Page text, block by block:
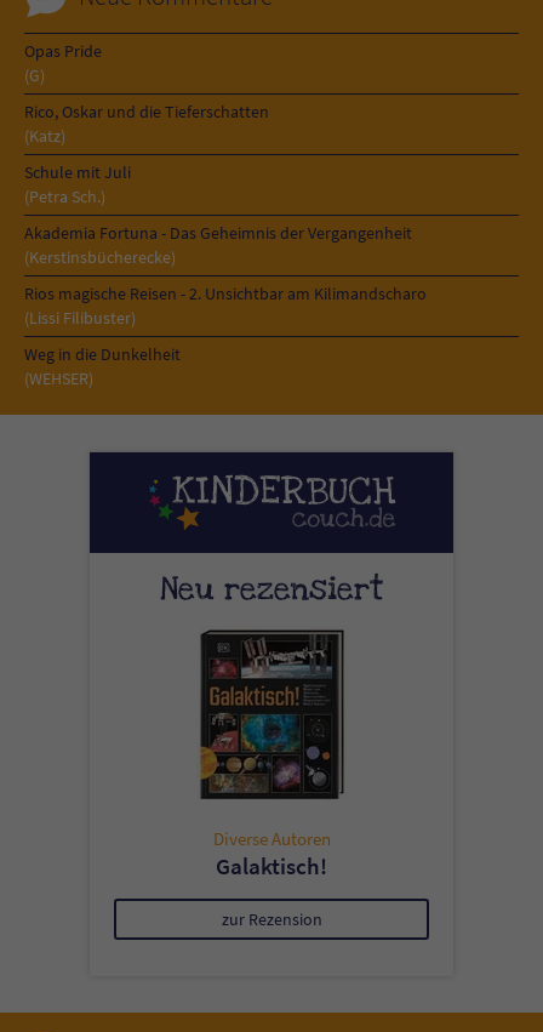
Opas Pride
(G)
Rico, Oskar und die Tieferschatten
(Katz)
Schule mit Juli
(Petra Sch.)
Akademia Fortuna - Das Geheimnis der Vergangenheit
(Kerstinsbücherecke)
Rios magische Reisen - 2. Unsichtbar am Kilimandscharo
(Lissi Filibuster)
Weg in die Dunkelheit
(WEHSER)
Neu rezensiert
Diverse Autoren
Galaktisch!
zur Rezension